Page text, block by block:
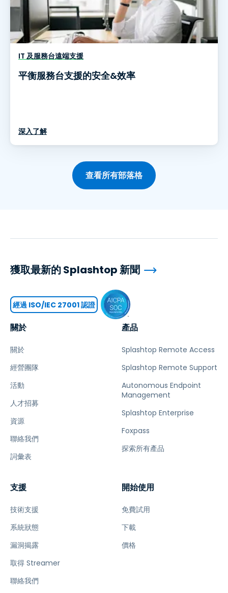
IT 及服務台遠端支援
平衡服務台支援的安全&效率
深入了解
查看所有部落格
關於
關於
經營團隊
活動
人才招募
資源
聯絡我們
詞彙表
產品
Splashtop Remote Access
Splashtop Remote Support
Autonomous Endpoint
Management
Splashtop Enterprise
Foxpass
探索所有產品
支援
技術支援
系統狀態
漏洞揭露
取得 Streamer
聯絡我們
開始使用
免費試用
下載
價格
獲取最新的 Splashtop 新聞
經過 ISO/IEC 27001 認證